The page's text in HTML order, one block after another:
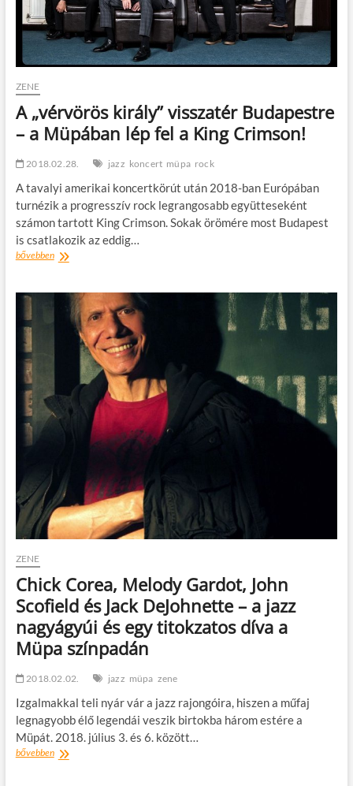
a
Firkin
lesz
ZENE
A „vérvörös király” visszatér Budapestre
– a Müpában lép fel a King Crimson!
2018.02.28. jazz koncert müpa rock
A tavalyi amerikai koncertkörút után 2018-ban Európában
turnézik a progresszív rock legrangosabb együtteseként
számon tartott King Crimson. Sokak örömére most Budapest
is csatlakozik az eddig…
bővebbenA
visszatér
Budapestre
Müpában
a
King
Crimson!
ZENE
Chick Corea, Melody Gardot, John
Scofield és Jack DeJohnette – a jazz
nagyágyúi és egy titokzatos díva a
Müpa színpadán
2018.02.02. jazz müpa zene
Izgalmakkal teli nyár vár a jazz rajongóira, hiszen a műfaj
legnagyobb élő legendái veszik birtokba három estére a
Müpát. 2018. július 3. és 6. között…
bővebbenChick